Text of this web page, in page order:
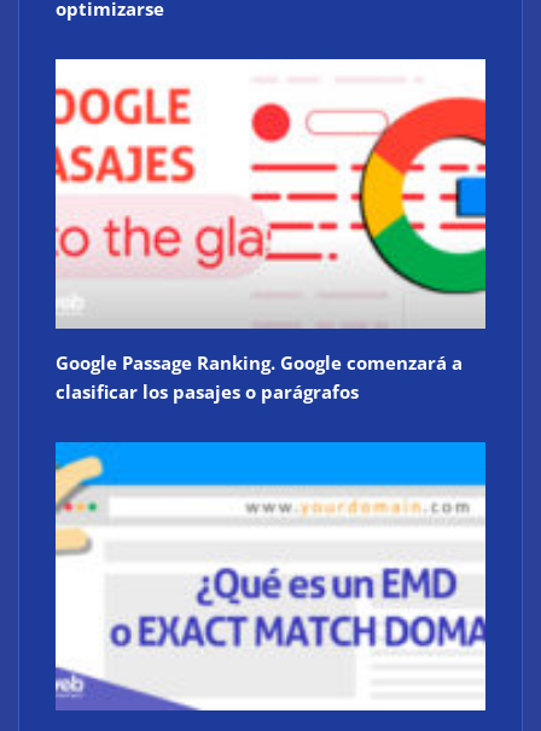
optimizarse
Google Passage Ranking. Google comenzará a
clasificar los pasajes o parágrafos